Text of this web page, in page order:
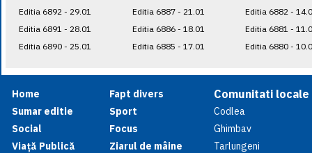
Editia 6892 - 29.01
Editia 6891 - 28.01
Editia 6890 - 25.01
Editia 6887 - 21.01
Editia 6886 - 18.01
Editia 6885 - 17.01
Editia 6882 -
Editia 6881 -
Editia 6880 -
Home
Sumar editie
Social
Viață Publică
Fapt divers
Sport
Focus
Ziarul de mâine
Comunitati locale
Codlea
Ghimbav
Tarlungeni